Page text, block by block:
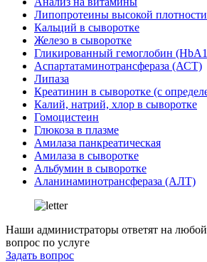
Липопротеины высокой
Кальций в сыворотке
Железо в сыворотке
Гликированный гемоглобин
Аспартатаминотрансфераза (АСТ)
Липаза
Креатинин в сыворотке (с
Калий, натрий, хлор в сыворотке
Гомоцистеин
Глюкоза в плазме
Амилаза панкреатическая
Амилаза в сыворотке
Альбумин в сыворотке
Аланинаминотрансфераза (АЛТ)
Наши администраторы ответят на
вопрос по услуге
Задать вопрос